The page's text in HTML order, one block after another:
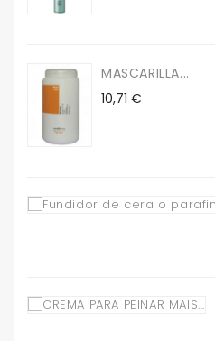
MASCARILLA...
Precio
10,71 €